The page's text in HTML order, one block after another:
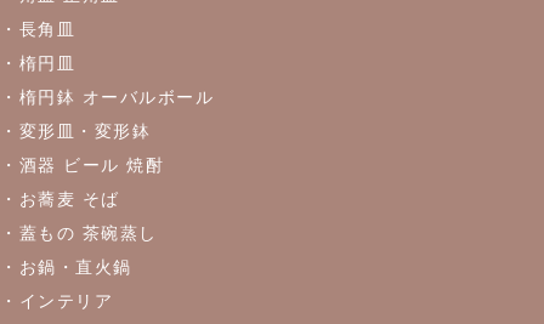
・長角皿
・楕円皿
・楕円鉢 オーバルボール
・変形皿・変形鉢
・酒器 ビール 焼酎
・お蕎麦 そば
・蓋もの 茶碗蒸し
・お鍋・直火鍋
・インテリア